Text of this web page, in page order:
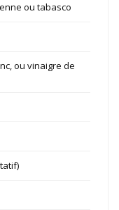
ou tabasco
ou vinaigre de